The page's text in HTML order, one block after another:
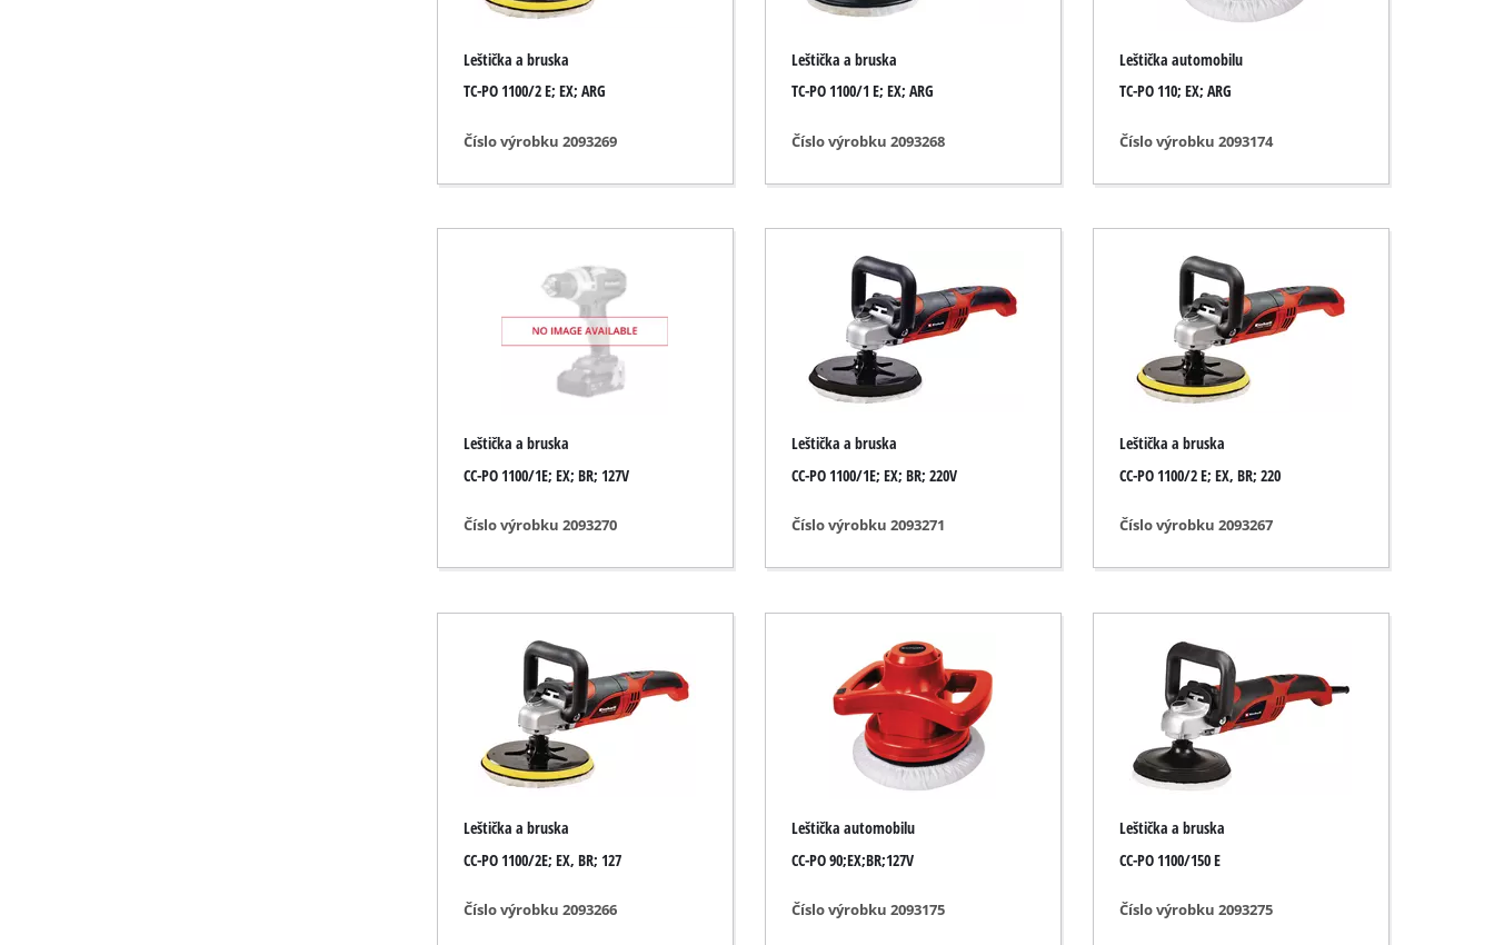
Míchací zařízení
Technika pro automobily
Generátory proudu
Zvedací / tažné stroje
Ostatní zařízení
Klimatizační jednotky
Odvlhčovač vzduchu
Vysavač listí
Zametací stroje
Leštička a bruska
TC-PO 1100/2 E; EX; ARG
Číslo výrobku 2093269
Leštička a bruska
TC-PO 1100/1 E; EX; ARG
Číslo výrobku 2093268
Leštička automobilu
TC-PO 110; EX; ARG
Číslo výrobku 2093174
Leštička a bruska
CC-PO 1100/1E; EX; BR; 127V
Číslo výrobku 2093270
Leštička a bruska
CC-PO 1100/1E; EX; BR; 220V
Číslo výrobku 2093271
Leštička a bruska
CC-PO 1100/2 E; EX, BR; 220
Číslo výrobku 2093267
Leštička a bruska
CC-PO 1100/2E; EX, BR; 127
Číslo výrobku 2093266
Leštička automobilu
CC-PO 90;EX;BR;127V
Číslo výrobku 2093175
Leštička a bruska
CC-PO 1100/150 E
Číslo výrobku 2093275